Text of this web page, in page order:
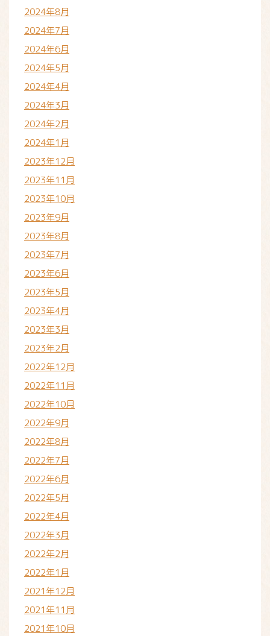
2024年8月
2024年7月
2024年6月
2024年5月
2024年4月
2024年3月
2024年2月
2024年1月
2023年12月
2023年11月
2023年10月
2023年9月
2023年8月
2023年7月
2023年6月
2023年5月
2023年4月
2023年3月
2023年2月
2022年12月
2022年11月
2022年10月
2022年9月
2022年8月
2022年7月
2022年6月
2022年5月
2022年4月
2022年3月
2022年2月
2022年1月
2021年12月
2021年11月
2021年10月